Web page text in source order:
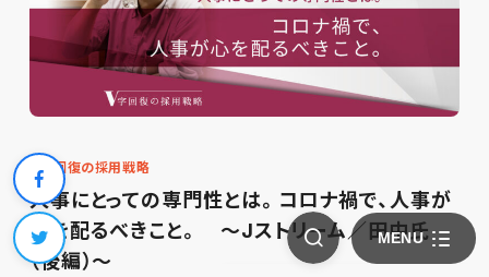
V字回復の採用戦略
人事にとっての専門性とは。コロナ禍で、人事が
心を配るべきこと。 ～Jストリーム／田中氏
（後編）～
MENU